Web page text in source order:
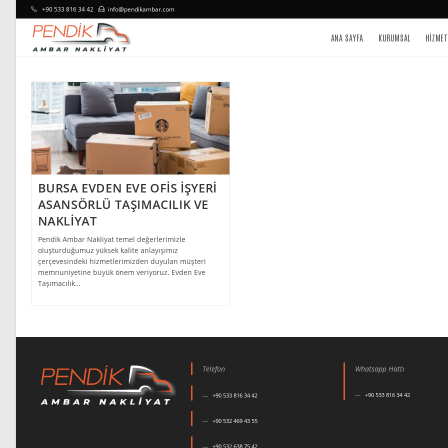
+90 533 816 34 42 info@pendikambar.com
ANA SAYFA KURUMSAL
BURSA EVDEN EVE OFİS İŞYERİ
ASANSÖRLÜ TAŞIMACILIK VE
NAKLİYAT
Pendik Ambar Nakliyat temel değerlerimizle
oluşturduğumuz yüksek kalite anlayışımız
çerçevesindeki hizmetlerimizden duyulan müşteri
memnuniyetine büyük önem veriyoruz. Evden Eve
Taşımacılık…
Telefon
+90 533 816 34 42
+90 532 469 43 55
+90 532 638 75 42
Whatsapp Hattı
+90 533 816 34 42